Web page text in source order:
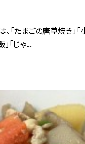
「たまごの唐草焼き」
「じゃ...